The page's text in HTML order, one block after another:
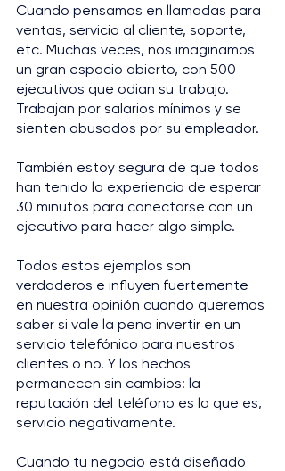
Cuando pensamos en llamadas para
ventas, servicio al cliente, soporte,
etc. Muchas veces, nos imaginamos
un gran espacio abierto, con 500
ejecutivos que odian su trabajo.
Trabajan por salarios mínimos y se
sienten abusados ​​por su empleador.
También estoy segura de que todos
han tenido la experiencia de esperar
30 minutos para conectarse con un
ejecutivo para hacer algo simple.
Todos estos ejemplos son
verdaderos e influyen fuertemente
en nuestra opinión cuando queremos
saber si vale la pena invertir en un
servicio telefónico para nuestros
clientes o no. Y los hechos
permanecen sin cambios: la
reputación del teléfono es la que es,
servicio negativamente.
Cuando tu negocio está diseñado